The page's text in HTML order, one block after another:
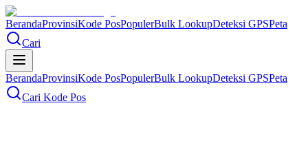
BerandaProvinsiKode PosPopulerBulk LookupDeteksi GPSPeta
Cari
BerandaProvinsiKode PosPopulerBulk LookupDeteksi GPSPeta
Cari Kode Pos